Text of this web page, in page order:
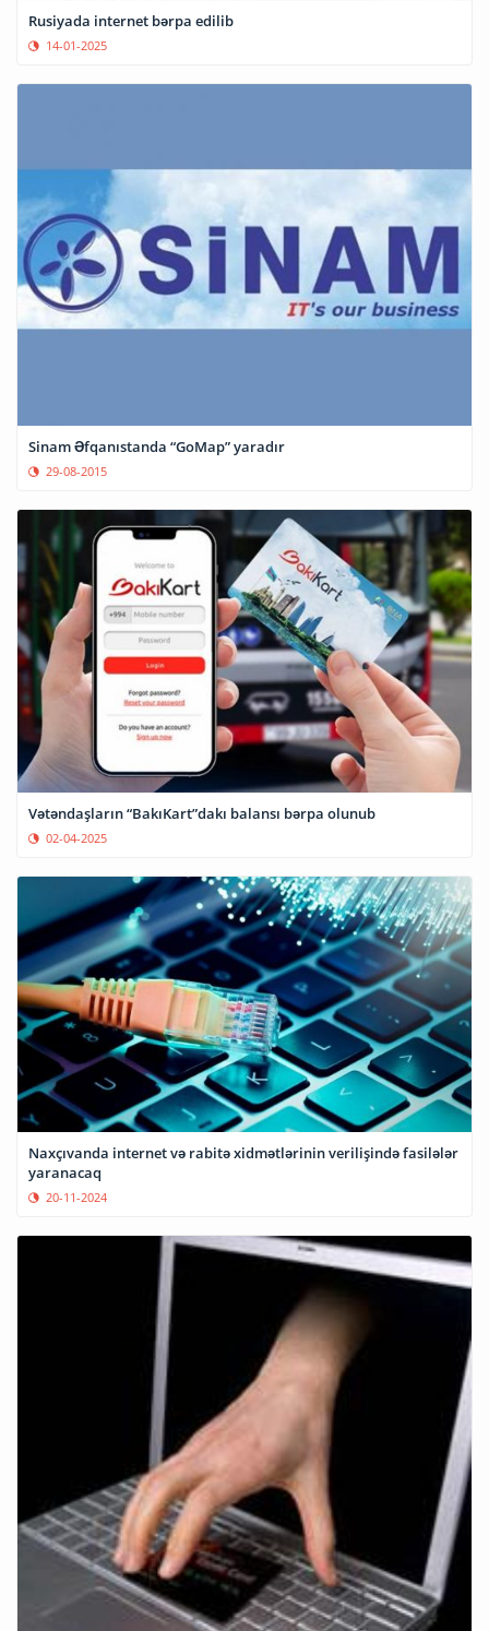
Rusiyada internet bərpa edilib
14-01-2025
Sinam Əfqanıstanda “GoMap” yaradır
29-08-2015
Vətəndaşların “BakıKart”dakı balansı bərpa olunub
02-04-2025
Naxçıvanda internet və rabitə xidmətlərinin verilişində fasilələr
yaranacaq
20-11-2024